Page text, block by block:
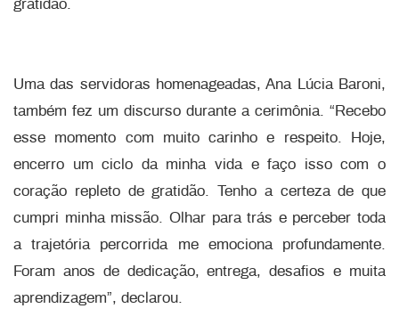
gratidão.
Uma das servidoras homenageadas, Ana Lúcia Baroni,
também fez um discurso durante a cerimônia. “Recebo
esse momento com muito carinho e respeito. Hoje,
encerro um ciclo da minha vida e faço isso com o
coração repleto de gratidão. Tenho a certeza de que
cumpri minha missão. Olhar para trás e perceber toda
a trajetória percorrida me emociona profundamente.
Foram anos de dedicação, entrega, desafios e muita
aprendizagem”, declarou.